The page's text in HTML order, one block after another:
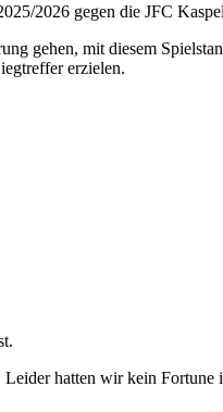
2026 gegen die JFC
gehen, mit diesem
erzielen.
hatten wir kein